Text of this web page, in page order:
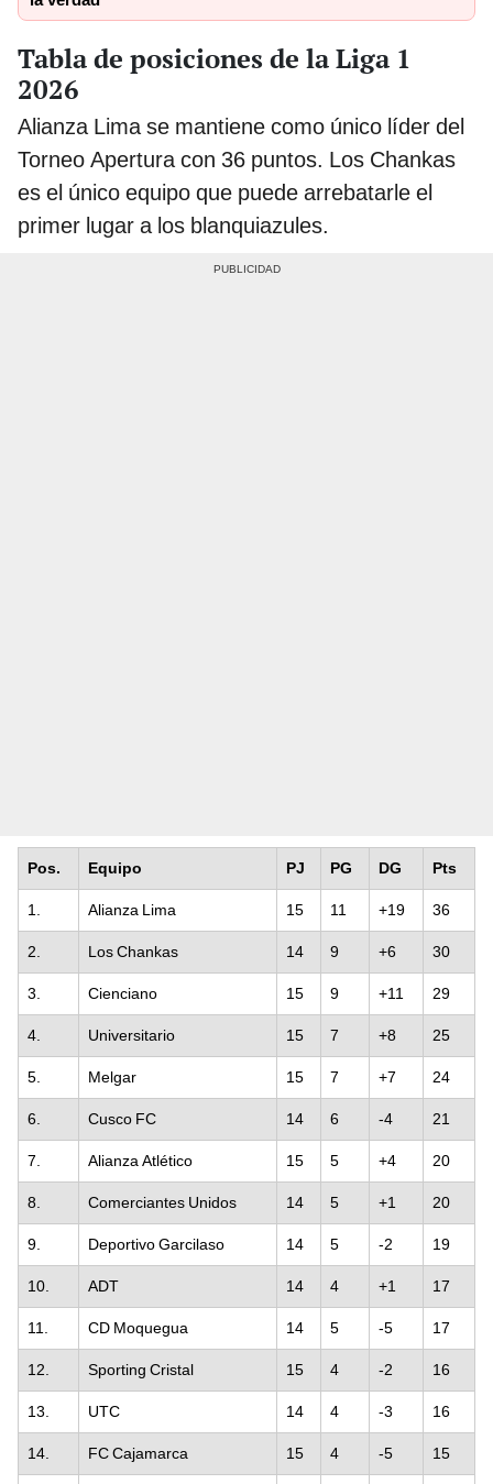
Tabla de posiciones de la Liga 1
2026
Alianza Lima se mantiene como único líder del
Torneo Apertura con 36 puntos. Los Chankas
es el único equipo que puede arrebatarle el
primer lugar a los blanquiazules.
Pos. Equipo PJ PG DG Pts
1. Alianza Lima 15 11 +19 36
2. Los Chankas 14 9 +6 30
3. Cienciano 15 9 +11 29
4. Universitario 15 7 +8 25
5. Melgar 15 7 +7 24
6. Cusco FC 14 6 -4 21
7. Alianza Atlético 15 5 +4 20
8. Comerciantes Unidos 14 5 +1 20
9. Deportivo Garcilaso 14 5 -2 19
10. ADT 14 4 +1 17
11. CD Moquegua 14 5 -5 17
12. Sporting Cristal 15 4 -2 16
13. UTC 14 4 -3 16
14. FC Cajamarca 15 4 -5 15